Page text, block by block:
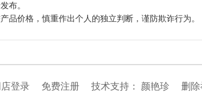
布。
价格，慎重作出个人的独立判断，谨防欺诈行为。
登录 免费注册 技术支持 ： 颜艳珍 删除